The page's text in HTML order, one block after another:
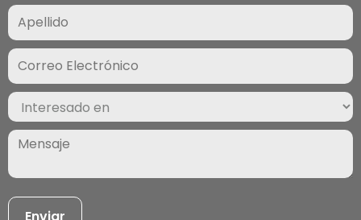
Correo
Electrónico
(Required)
Interesado
en
(Required)
Mensaje
(Required)